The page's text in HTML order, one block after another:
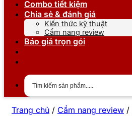
Combo tiết kiệm
Chia sẻ & đánh giá
Kiến thức kỹ thuật
Cẩm nang review
Báo giá trọn gói
Trang chủ / Cẩm nang review /